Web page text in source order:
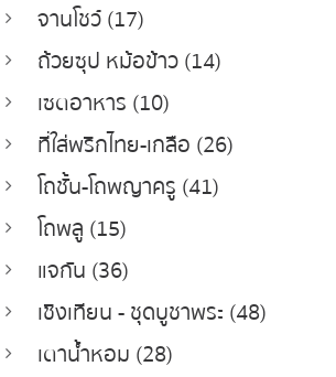
จานโชว์ (17)
ถ้วยซุป หม้อข้าว (14)
เซตอาหาร (10)
ที่ใส่พริกไทย-เกลือ (26)
โถชั้น-โถพญาครู (41)
โถพลู (15)
แจกัน (36)
เชิงเทียน - ชุดบูชาพระ (48)
เตาน้ำหอม (28)